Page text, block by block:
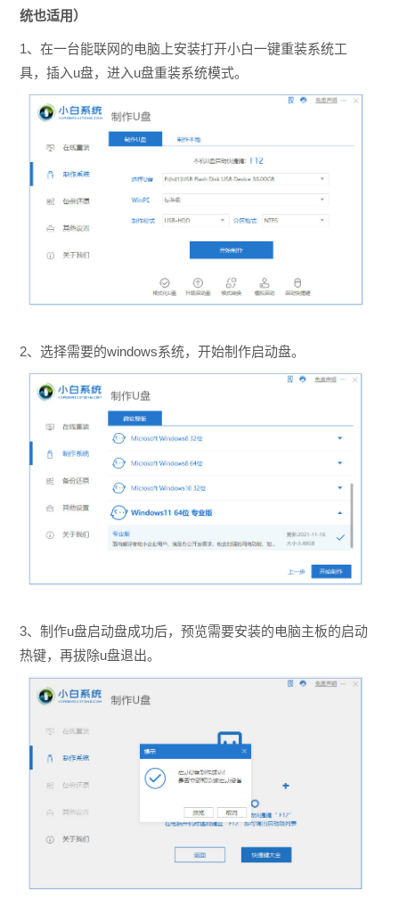
统也适用）
1、在一台能联网的电脑上安装打开小白一键重装系统工
具，插入u盘，进入u盘重装系统模式。
2、选择需要的windows系统，开始制作启动盘。
3、制作u盘启动盘成功后，预览需要安装的电脑主板的启动
热键，再拔除u盘退出。